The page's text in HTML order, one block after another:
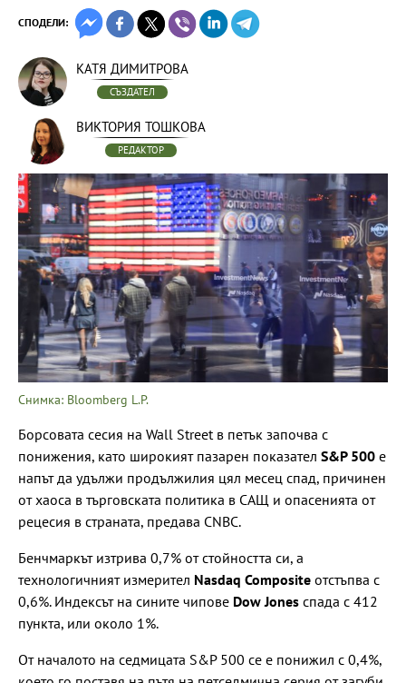
СПОДЕЛИ:
КАТЯ ДИМИТРОВА
СЪЗДАТЕЛ
ВИКТОРИЯ ТОШКОВА
РЕДАКТОР
Снимка: Bloomberg L.P.
Борсовата сесия на Wall Street в петък започва с
понижения, като широкият пазарен показател S&P 500 е
напът да удължи продължилия цял месец спад, причинен
от хаоса в търговската политика в САЩ и опасенията от
рецесия в страната, предава CNBC.
Бенчмаркът изтрива 0,7% от стойността си, а
технологичният измерител Nasdaq Composite отстъпва с
0,6%. Индексът на сините чипове Dow Jones спада с 412
пункта, или около 1%.
От началото на седмицата S&P 500 се е понижил с 0,4%,